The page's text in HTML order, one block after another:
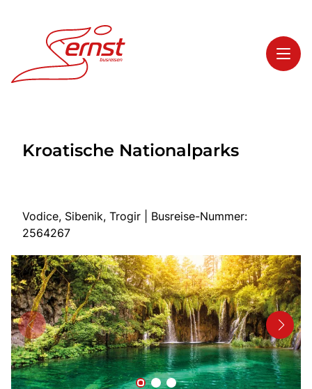
Highlights
Start
Busreisen
Bus mieten
Kontakt
Kroatische Nationalparks
Vodice, Sibenik, Trogir | Busreise-Nummer:
2564267